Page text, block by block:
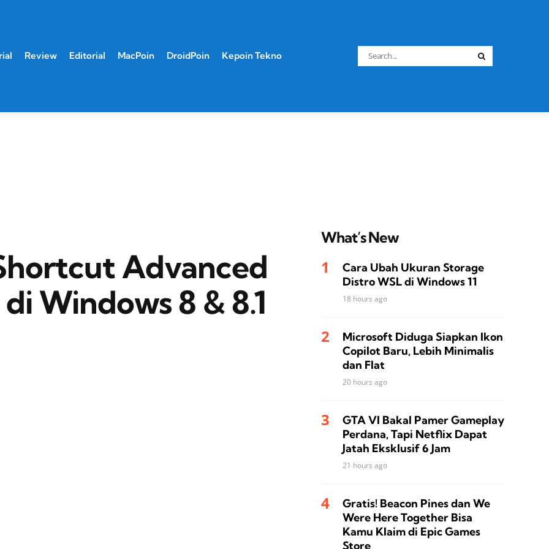
Review Editorial MacPoin DroidPoin Kepoin Tekno
Search
for:
Advanced
Windows 8 & 8.1
What’s New
Cara Ubah Ukuran Storage
Distro WSL di Windows 11
18 hours ago
Microsoft Diduga Siapkan Ikon
Copilot Baru, Lebih Minimalis
dan Flat
20 hours ago
GTA VI Bakal Pamer Gameplay
Perdana, Tapi Netflix Dapat
Jatah Eksklusif 6 Jam
21 hours ago
Gratis! Beacon Pines dan We
Were Here Together Bisa
Kamu Klaim di Epic Games
Store